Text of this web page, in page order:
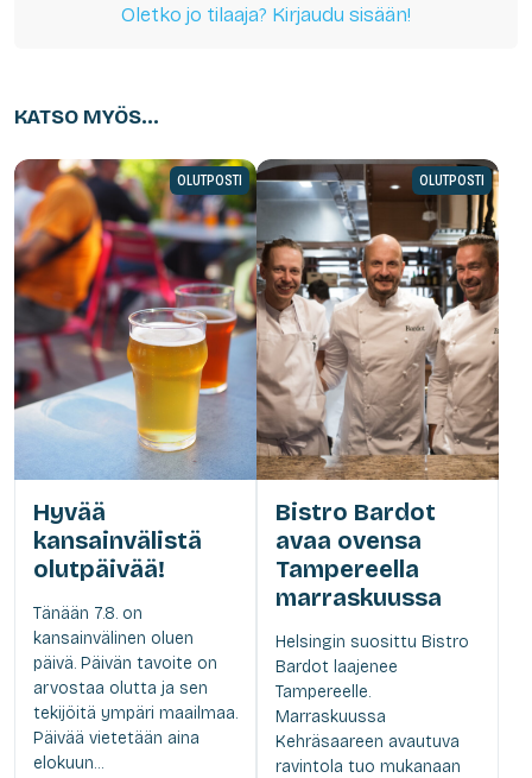
Oletko jo tilaaja? Kirjaudu sisään!
KATSO MYÖS...
OLUTPOSTI
Hyvää
kansainvälistä
olutpäivää!
Tänään 7.8. on
kansainvälinen oluen
päivä. Päivän tavoite on
arvostaa olutta ja sen
tekijöitä ympäri maailmaa.
Päivää vietetään aina
elokuun...
OLUTPOSTI
Bistro Bardot
avaa ovensa
Tampereella
marraskuussa
Helsingin suosittu Bistro
Bardot laajenee
Tampereelle.
Marraskuussa
Kehräsaareen avautuva
ravintola tuo mukanaan